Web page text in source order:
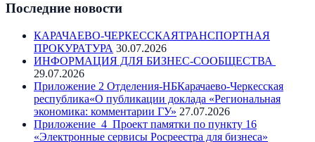
Последние новости
КАРАЧАЕВО-ЧЕРКЕССКАЯТРАНСПОРТНАЯ
ПРОКУРАТУРА 30.07.2026
ИНФОРМАЦИЯ ДЛЯ БИЗНЕС-СООБЩЕСТВА
29.07.2026
Приложение 2 Отделения-НБКарачаево-Черкесская
республика«О публикации доклада «Региональная
экономика: комментарии ГУ» 27.07.2026
Приложение_4_Проект памятки по пункту 16
«Электронные сервисы Росреестра для бизнеса»